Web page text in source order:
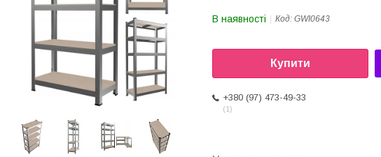
В наявності Код: GWI0643
Купити
+380 (97) 473-49-33
1